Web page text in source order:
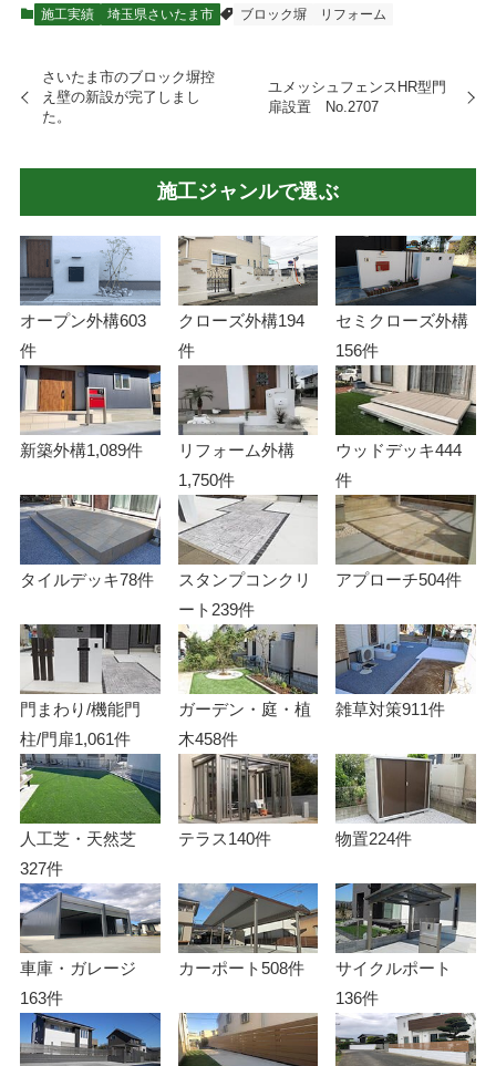
施工実績 埼玉県さいたま市 ブロック塀 リフォーム
さいたま市のブロック塀控
え壁の新設が完了しまし
た。
ユメッシュフェンスHR型門
扉設置 No.2707
施工ジャンルで選ぶ
オープン外構603
件
クローズ外構194
件
セミクローズ外構
156件
新築外構1,089件
リフォーム外構
1,750件
ウッドデッキ444
件
タイルデッキ78件
スタンプコンクリ
ート 239件
アプローチ504件
門まわり/機能門
柱/門扉1,061件
ガーデン・庭・植
木458件
雑草対策911件
人工芝・天然芝
327件
テラス140件 物置224件
車庫・ガレージ
163件
カーポート508件
サイクルポート
136件